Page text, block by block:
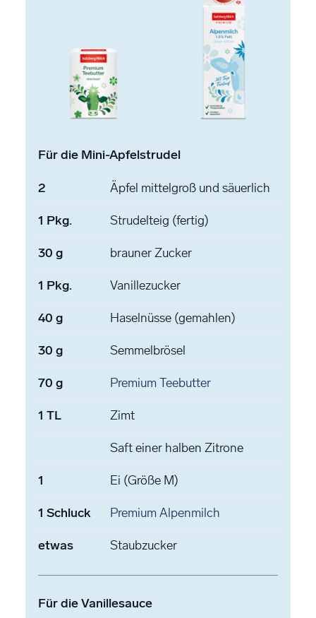
Für die Mini-Apfelstrudel
2 Äpfel mittelgroß und säuerlich
1 Pkg. Strudelteig (fertig)
30 g brauner Zucker
1 Pkg. Vanillezucker
40 g Haselnüsse (gemahlen)
30 g Semmelbrösel
70 g Premium Teebutter
1 TL Zimt
Saft einer halben Zitrone
1 Ei (Größe M)
1 Schluck Premium Alpenmilch
etwas Staubzucker
Für die Vanillesauce